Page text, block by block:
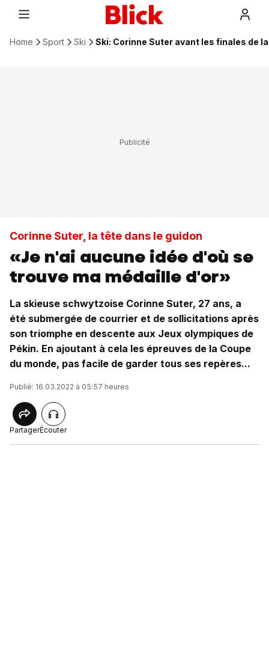
Home Sport Ski Ski: Corinne Suter avant les finales de
Corinne Suter, la tête dans le guidon
«Je n'ai aucune idée d'où se
trouve ma médaille d'or»
La skieuse schwytzoise Corinne Suter, 27 ans, a
été submergée de courrier et de sollicitations après
son triomphe en descente aux Jeux olympiques de
Pékin. En ajoutant à cela les épreuves de la Coupe
du monde, pas facile de garder tous ses repères...
Publié: 16.03.2022 à 05:57 heures
PartagerÉcouter